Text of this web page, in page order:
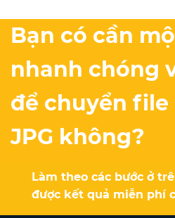
Bạn có cần
nhanh chóng
để chuyển file
JPG không?
Làm theo các bước ở
được kết quả miễn phí